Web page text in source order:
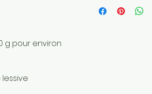
g pour environ
Poids de la